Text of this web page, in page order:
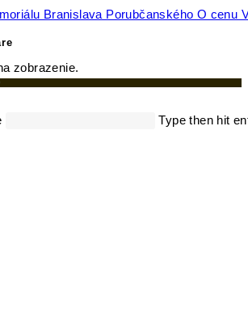
Branislava Porubčanského O cenu
zobrazenie.
Type then hit